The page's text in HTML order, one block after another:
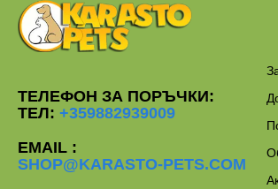
ТЕЛЕФОН ЗА ПОРЪЧКИ:
ТЕЛ: +359882939009
EMAIL :
SHOP@KARASTO-PETS.COM